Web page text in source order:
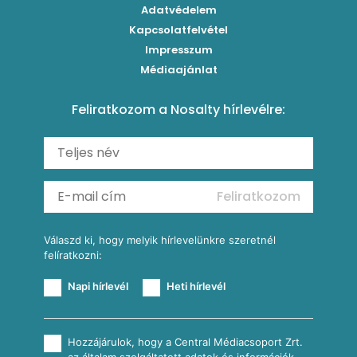
Carbonara
Szaftos paprikás csirke
Shakshuka
Ratatouille
Grillezettkukorica-saláta fűszeres garnélanyársakkal
Kukoricás-újhagymás lepény
Mexikói húsleves kukorica salsával
Almás-kéksajtos kukoricasaláta
Köretek
Reggeli receptek
Adatvédelem
Kapcsolatfelvétel
Impresszum
Médiaajánlat
Feliratkozom a Nosalty hírlevélre:
Feliratkozom
Válaszd ki, hogy melyik hírlevelünkre szeretnél
felíratkozni:
Napi hírlevél Heti hírlevél
Hozzájárulok, hogy a Central Médiacsoport Zrt.